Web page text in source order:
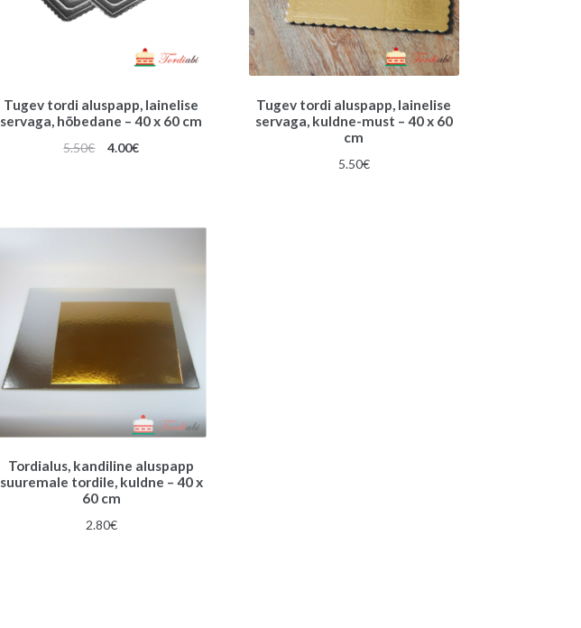
Tugev tordi aluspapp, lainelise
servaga, hõbedane – 40 x 60 cm
5.50€
Algne
4.00€Praegune
Tugev tordi aluspapp, lainelise
servaga, kuldne-must – 40 x 60
cm
5.50€
Tordialus, kandiline aluspapp
suuremale tordile, kuldne – 40 x
60 cm
2.80€